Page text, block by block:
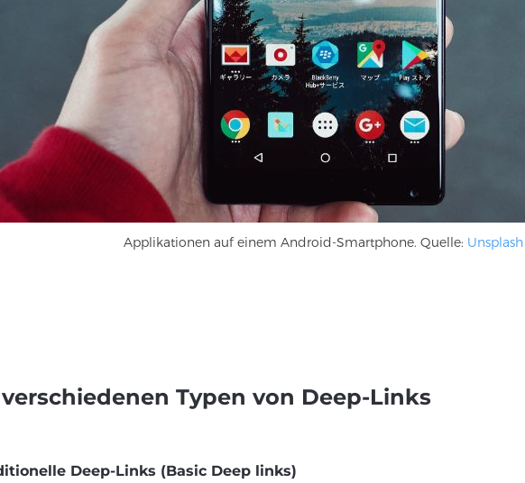
Applikationen auf einem Android-Smartphone. Quelle: Unsplash
Typen von Deep-Links
Deep-Links (Basic Deep links)